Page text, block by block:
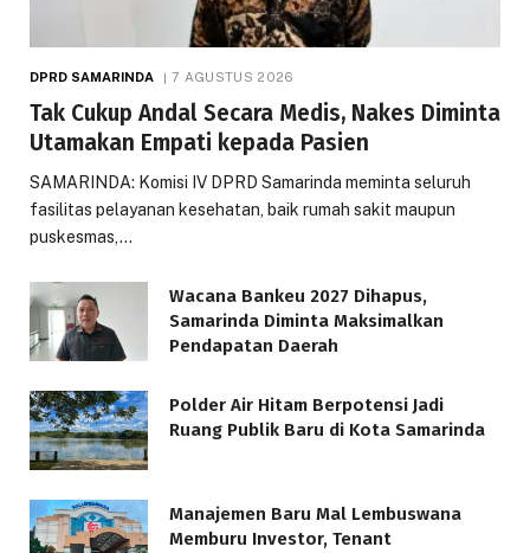
DPRD SAMARINDA 7 AGUSTUS 2026
Tak Cukup Andal Secara Medis, Nakes Diminta
Utamakan Empati kepada Pasien
SAMARINDA: Komisi IV DPRD Samarinda meminta seluruh
fasilitas pelayanan kesehatan, baik rumah sakit maupun
puskesmas,…
Wacana Bankeu 2027 Dihapus,
Samarinda Diminta Maksimalkan
Pendapatan Daerah
Polder Air Hitam Berpotensi Jadi
Ruang Publik Baru di Kota Samarinda
Manajemen Baru Mal Lembuswana
Memburu Investor, Tenant